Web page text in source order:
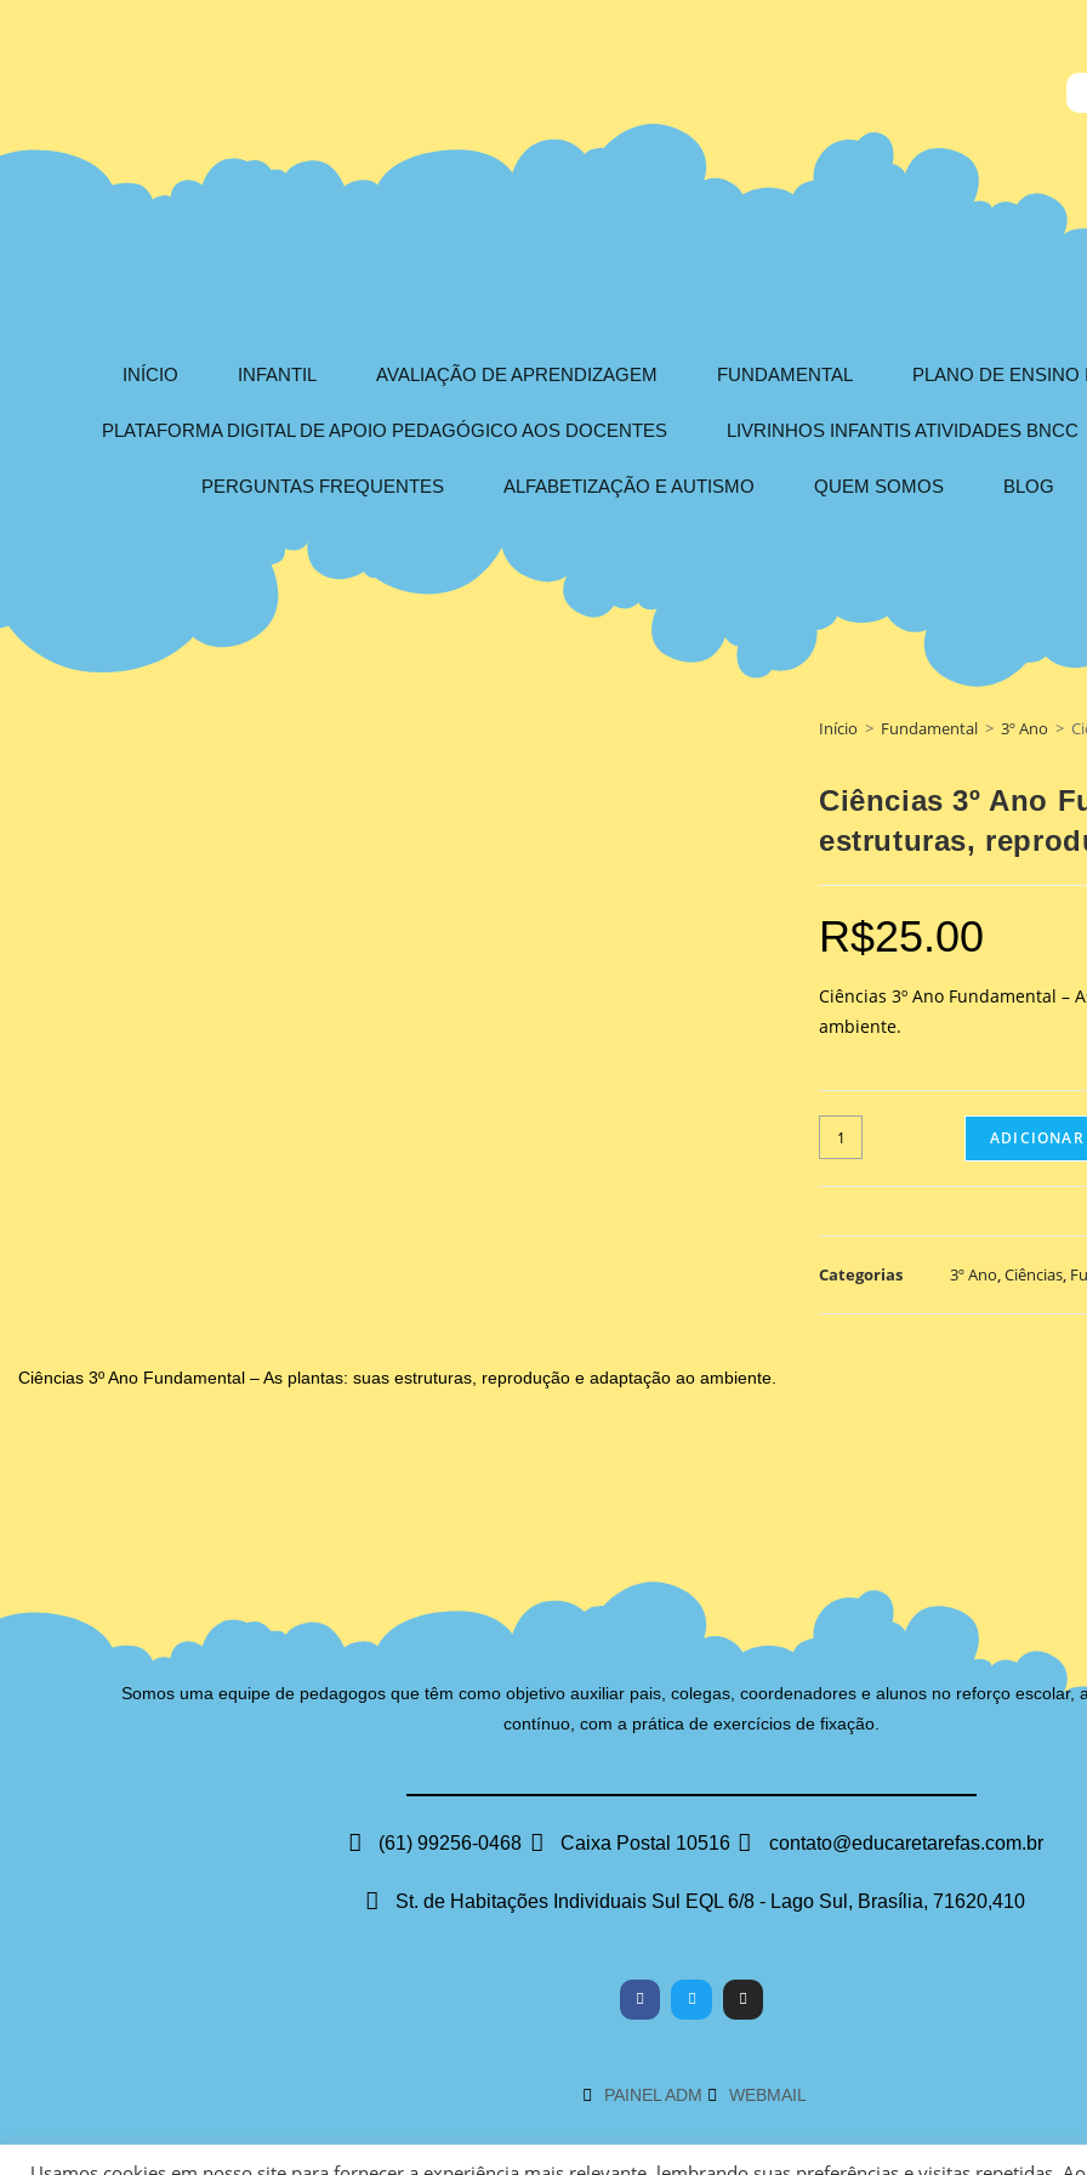
INÍCIO INFANTIL AVALIAÇÃO DE APRENDIZAGEM FUNDAMENTAL PLANO DE ENSINO
PLATAFORMA DIGITAL DE APOIO PEDAGÓGICO AOS DOCENTES LIVRINHOS INFANTIS ATIVIDADES BNCC
PERGUNTAS FREQUENTES ALFABETIZAÇÃO E AUTISMO QUEM SOMOS BLOG
Início > Fundamental > 3º Ano >
Ciências 3º Ano
estruturas,
R$25.00
Ciências 3º Ano Fundamental –
ambiente.
Categorias 3º Ano,Ciências,
Ciências 3º Ano Fundamental – As plantas: suas estruturas, reprodução e adaptação ao ambiente.
Somos uma equipe de pedagogos que têm como objetivo auxiliar pais, colegas, coordenadores e alunos no reforço escolar,
contínuo, com a prática de exercícios de fixação.
(61) 99256-0468 Caixa Postal 10516 contato@educaretarefas.com.br
St. de Habitações Individuais Sul EQL 6/8 - Lago Sul, Brasília, 71620,410
PAINEL ADM WEBMAIL